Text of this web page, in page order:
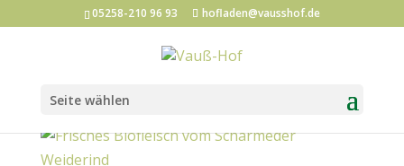
05258-210 96 93 hofladen@vausshof.de
Seite wählen